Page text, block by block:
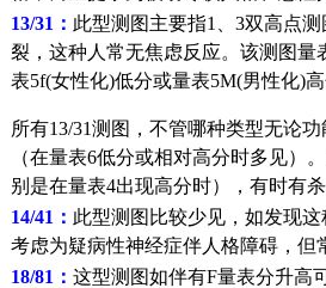
13/31： 此型测图主要指1、3双高点
裂，这种人常无焦虑反应。该测图
表5f(女性化)低分或量表5M(男性化)高
所有13/31测图，不管哪种类型无论
（在量表6低分或相对高分时多见）
别是在量表4出现高分时），有时有
14/41： 此型测图比较少见，如发现
考虑为疑病性神经症伴人格障碍，但
18/81： 这型测图如伴有F量表分升高